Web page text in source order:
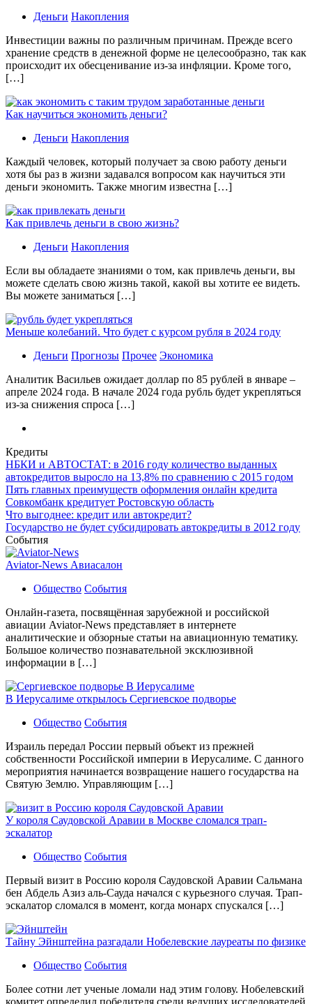
Деньги Накопления
Инвестиции важны по различным причинам. Прежде всего
хранение средств в денежной форме не целесообразно, так как
происходит их обесценивание из-за инфляции. Кроме того,
[…]
Как научиться экономить деньги?
Деньги Накопления
Каждый человек, который получает за свою работу деньги
хотя бы раз в жизни задавался вопросом как научиться эти
деньги экономить. Также многим известна […]
Как привлечь деньги в свою жизнь?
Деньги Накопления
Если вы обладаете знаниями о том, как привлечь деньги, вы
можете сделать свою жизнь такой, какой вы хотите ее видеть.
Вы можете заниматься […]
Меньше колебаний. Что будет с курсом рубля в 2024 году
Деньги Прогнозы Прочее Экономика
Аналитик Васильев ожидает доллар по 85 рублей в январе –
апреле 2024 года. В начале 2024 года рубль будет укрепляться
из-за снижения спроса […]
Кредиты
НБКИ и АВТОСТАТ: в 2016 году количество выданных
автокредитов выросло на 13,8% по сравнению с 2015 годом
Пять главных преимуществ оформления онлайн кредита
Совкомбанк кредитует Ростовскую область
Что выгоднее: кредит или автокредит?
Государство не будет субсидировать автокредиты в 2012 году
События
Aviator-News Авиасалон
Общество События
Онлайн-газета, посвящённая зарубежной и российской
авиации Aviator-News представляет в интернете
аналитические и обзорные статьи на авиационную тематику.
Большое количество познавательной эксклюзивной
информации в […]
В Иерусалиме открылось Сергиевское подворье
Общество События
Израиль передал России первый объект из прежней
собственности Российской империи в Иерусалиме. С данного
мероприятия начинается возвращение нашего государства на
Святую Землю. Управляющим […]
У короля Саудовской Аравии в Москве сломался трап-
эскалатор
Общество События
Первый визит в Россию короля Саудовской Аравии Сальмана
бен Абдель Азиз аль-Сауда начался с курьезного случая. Трап-
эскалатор сломался в момент, когда монарх спускался […]
Тайну Эйнштейна разгадали Нобелевские лауреаты по физике
Общество События
Более сотни лет ученые ломали над этим голову. Нобелевский
комитет определил победителя среди ведущих исследователей